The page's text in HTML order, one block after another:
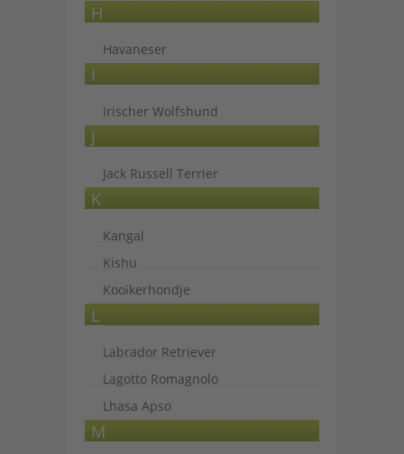
H
Havaneser
I
Irischer Wolfshund
J
Jack Russell Terrier
K
Kangal
Kishu
Kooikerhondje
L
Labrador Retriever
Lagotto Romagnolo
Lhasa Apso
M